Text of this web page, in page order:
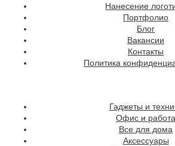
Нанесение
Портфолио
Блог
Вакансии
Контакты
Политика
Гаджеты и
Офис и работа
Все для дома
Аксессуары